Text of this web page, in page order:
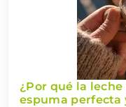
¿Por qué la leche
espuma perfecta